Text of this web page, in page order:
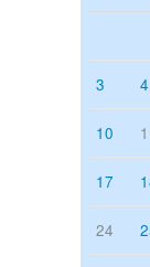
3 4
10
17
24